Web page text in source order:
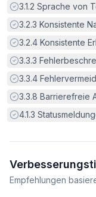
Erfüllt:
3.1.2 Sprache von
Erfüllt:
3.2.3 Konsistente
Erfüllt:
3.2.4 Konsistente
Erfüllt:
3.3.3
Erfüllt:
3.3.4
Erfüllt:
3.3.8 Barrierefreie
Erfüllt:
4.1.3
Empfehlungen